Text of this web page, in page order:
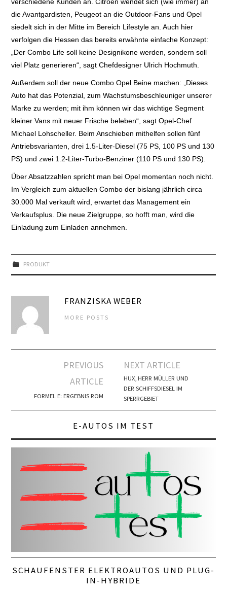
verschiedene Kunden an. Citroën wendet sich (wie immer) an
die Avantgardisten, Peugeot an die Outdoor-Fans und Opel
siedelt sich in der Mitte im Bereich Lifestyle an. Auch hier
verfolgen die Hessen das bereits erwähnte einfache Konzept:
„Der Combo Life soll keine Designikone werden, sondern soll
viel Platz generieren“, sagt Chefdesigner Ulrich Hochmuth.
Außerdem soll der neue Combo Opel Beine machen: „Dieses
Auto hat das Potenzial, zum Wachstumsbeschleuniger unserer
Marke zu werden; mit ihm können wir das wichtige Segment
kleiner Vans mit neuer Frische beleben“, sagt Opel-Chef
Michael Lohscheller. Beim Anschieben mithelfen sollen fünf
Antriebsvarianten, drei 1.5-Liter-Diesel (75 PS, 100 PS und 130
PS) und zwei 1.2-Liter-Turbo-Benziner (110 PS und 130 PS).
Über Absatzzahlen spricht man bei Opel momentan noch nicht.
Im Vergleich zum aktuellen Combo der bislang jährlich circa
30.000 Mal verkauft wird, erwartet das Management ein
Verkaufsplus. Die neue Zielgruppe, so hofft man, wird die
Einladung zum Einladen annehmen.
PRODUKT
FRANZISKA WEBER
MORE POSTS
Navigation
PREVIOUS
ARTICLE
FORMEL E: ERGEBNIS ROM
NEXT ARTICLE
HUX, HERR MÜLLER UND
DER SCHIFFSDIESEL IM
SPERRGEBIET
E-AUTOS IM TEST
SCHAUFENSTER ELEKTROAUTOS UND PLUG-
IN-HYBRIDE